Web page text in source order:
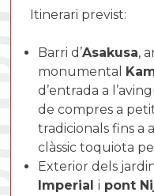
Itinerari previst:
Barri d’Asakusa,
monumental
d’entrada a
de compres a
tradicionals fins a
clàssic toquiota
Exterior dels
Imperiali pont